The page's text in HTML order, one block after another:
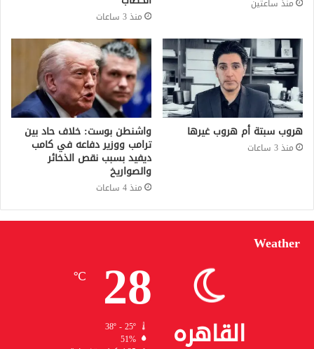
منذ ساعتين
منذ 3 ساعات
هروب سبتة أم هروب غيرها
منذ 3 ساعات
واشنطن بوست: خلاف حاد بين
ترامب ووزير دفاعه في كامب
ديفيد بسبب نقص الذخائر
والصواريخ
منذ 4 ساعات
Weather
القاهره
28
℃
38º - 25º
51%